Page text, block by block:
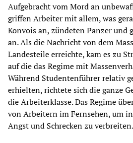
Aufgebracht vom Mord an
griffen Arbeiter mit allem, was
Konvois an, zündeten Panzer und
an. Als die Nachricht von dem
Landesteile erreichte, kam es zu
auf die das Regime mit
Während Studentenführer relativ
erhielten, richtete sich die ganze
die Arbeiterklasse. Das Regime
von Arbeitern im Fernsehen, um
Angst und Schrecken zu verbreiten.